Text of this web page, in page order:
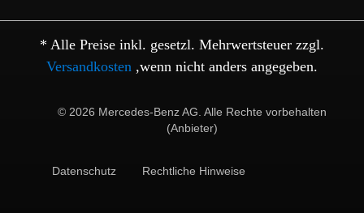
* Alle Preise inkl. gesetzl. Mehrwertsteuer zzgl.
Versandkosten ,wenn nicht anders angegeben.
© 2026 Mercedes-Benz AG. Alle Rechte vorbehalten
(Anbieter)
Datenschutz Rechtliche Hinweise